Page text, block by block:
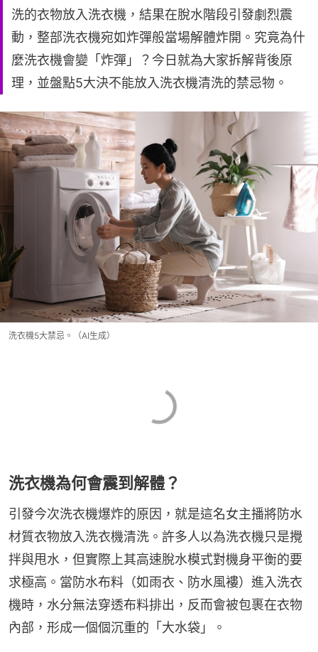
洗的衣物放入洗衣機，結果在脫水階段引發劇烈震
動，整部洗衣機宛如炸彈般當場解體炸開。究竟為什
麼洗衣機會變「炸彈」？今日就為大家拆解背後原
理，並盤點5大決不能放入洗衣機清洗的禁忌物。
洗衣機5大禁忌。（AI生成）
洗衣機為何會震到解體？
引發今次洗衣機爆炸的原因，就是這名女主播將防水
材質衣物放入洗衣機清洗。許多人以為洗衣機只是攪
拌與甩水，但實際上其高速脫水模式對機身平衡的要
求極高。當防水布料（如雨衣、防水風褸）進入洗衣
機時，水分無法穿透布料排出，反而會被包裹在衣物
內部，形成一個個沉重的「大水袋」。